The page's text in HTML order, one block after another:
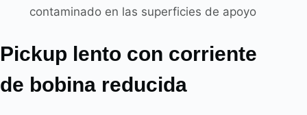
contaminado en las superficies de apoyo
Pickup lento con corriente
de bobina reducida